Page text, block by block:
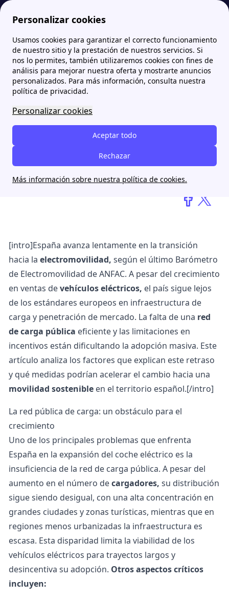
Personalizar cookies
Usamos cookies para garantizar el correcto funcionamiento
de nuestro sitio y la prestación de nuestros servicios. Si
nos lo permites, también utilizaremos cookies con fines de
análisis para mejorar nuestra oferta y mostrarte anuncios
personalizados. Para más información, consulta nuestra
política de privacidad.
Personalizar cookies
Aceptar todo
Rechazar
Más información sobre nuestra política de cookies.
Papernest.es blog España sigue rezagada en electromovilidad: ¿qué frena el avance del coche eléctrico?
España sigue rezagada en
electromovilidad: ¿qué
frena el avance del coche
eléctrico?
Daniel Pérez Ibarra
17 mars 2025
[intro]España avanza lentamente en la transición
hacia la electromovilidad, según el último Barómetro
de Electromovilidad de ANFAC. A pesar del crecimiento
en ventas devehículos eléctricos, el país sigue lejos
de los estándares europeos en infraestructura de
carga y penetración de mercado. La falta de una red
de carga pública eficiente y las limitaciones en
incentivos están dificultando la adopción masiva. Este
artículo analiza los factores que explican este retraso
y qué medidas podrían acelerar el cambio hacia una
movilidad sostenible en el territorio español.[/intro]
La red pública de carga: un obstáculo para el
crecimiento
Uno de los principales problemas que enfrenta
España en la expansión del coche eléctrico es la
insuficiencia de la red de carga pública. A pesar del
aumento en el número decargadores, su distribución
sigue siendo desigual, con una alta concentración en
grandes ciudades y zonas turísticas, mientras que en
regiones menos urbanizadas la infraestructura es
escasa. Esta disparidad limita la viabilidad de los
vehículos eléctricos para trayectos largos y
desincentiva su adopción. Otros aspectos críticos
incluyen: